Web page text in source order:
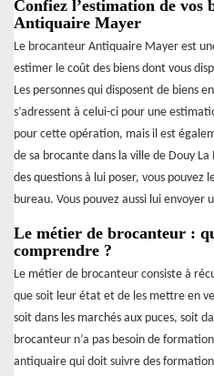
Confiez l’estimation de vos
Antiquaire Mayer
Le brocanteur Antiquaire Mayer est
estimer le coût des biens dont vous
Les personnes qui disposent de biens
s’adressent à celui-ci pour une
pour cette opération, mais il est
de sa brocante dans la ville de Douy La
des questions à lui poser, vous pouvez
bureau. Vous pouvez aussi lui
Le métier de brocanteur :
comprendre ?
Le métier de brocanteur consiste à
que soit leur état et de les mettre en
soit dans les marchés aux puces, soit
brocanteur n’a pas besoin de
antiquaire qui doit suivre des